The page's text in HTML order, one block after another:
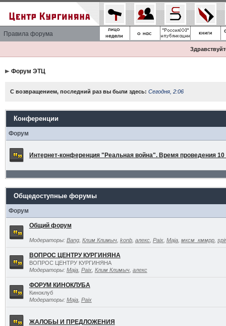
Правила форума
Форум ЭТЦ
С возвращением, последний раз вы были здесь: Сегодня, 2:06
Конференции
Форум
Интернет-конференция "Реальная война". Время проведения 10
Общедоступные форумы
Форум
Общий форум
Модераторы: Bang, Клим Климыч, konb, алекс, Paix, Maja, мксм_кммрр,
ВОПРОС ЦЕНТРУ КУРГИНЯНА
ВОПРОС ЦЕНТРУ КУРГИНЯНА
Модераторы: Maja, Paix, Клим Климыч, алекс
ФОРУМ КИНОКЛУБА
Киноклуб
Модераторы: Maja, Paix
ЖАЛОБЫ И ПРЕДЛОЖЕНИЯ